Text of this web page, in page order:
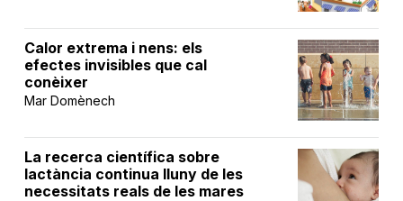
Calor extrema i nens: els
efectes invisibles que cal
conèixer
Mar Domènech
La recerca científica sobre
lactància continua lluny de les
necessitats reals de les mares